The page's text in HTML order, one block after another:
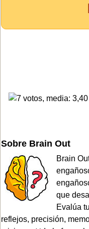
Sobre Brain Out
Brain
que
Evalúa
reflejos, precisión,